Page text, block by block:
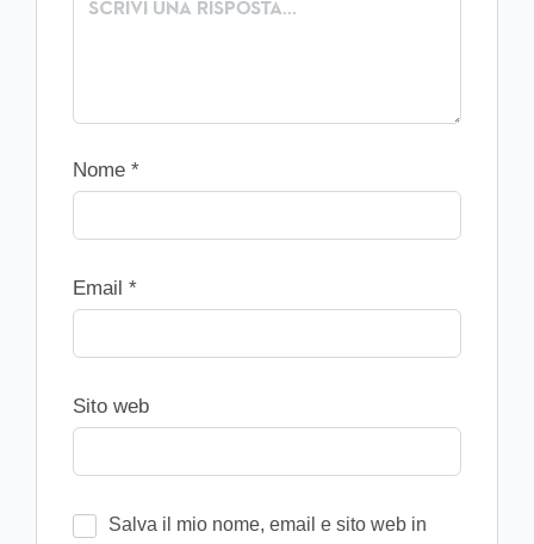
Nome *
Email *
Sito web
Salva il mio nome, email e sito web in